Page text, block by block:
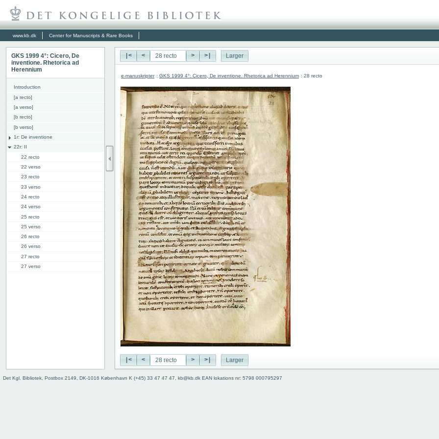
www.kb.dk Center for Manuscripts & Rare Books
GKS 1999 4°: Cicero, De
inventione. Rhetorica ad
Herennium
Introduction
[a recto]
[a verso]
[b recto]
[b verso]
1r: De inventione
22r: II
22 recto
22 verso
23 recto
23 verso
24 recto
24 verso
25 recto
25 verso
26 recto
26 verso
27 recto
27 verso
33 recto
|< < > >| Larger
e-manuskripter : GKS 1999 4°: Cicero, De inventione. Rhetorica ad Herennium : 28 recto
|< < > >| Larger
Det Kgl. Bibliotek, Postbox 2149, DK-1016 København K (+45) 33 47 47 47, kb@kb.dk EAN lokations nr: 5798 000795297